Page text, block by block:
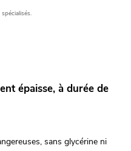
épaisse, à durée de
sans glycérine ni